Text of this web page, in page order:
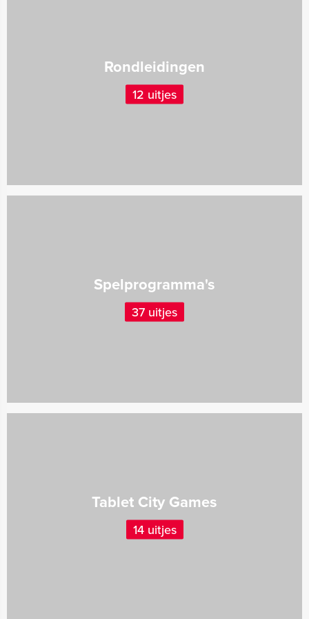
Rondleidingen
12 uitjes
Spelprogramma's
37 uitjes
Tablet City Games
14 uitjes